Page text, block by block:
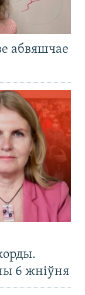
абвяшчае
6 жніўня